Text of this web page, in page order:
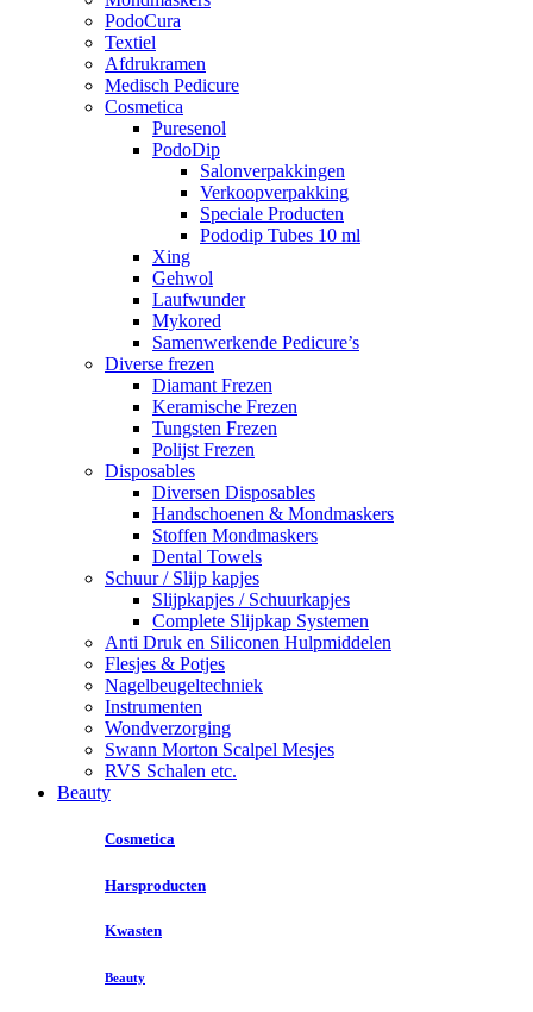
PodoCura
Textiel
Afdrukramen
Medisch Pedicure
Cosmetica
Puresenol
PodoDip
Salonverpakkingen
Verkoopverpakking
Speciale Producten
Pododip Tubes 10 ml
Xing
Gehwol
Laufwunder
Mykored
Samenwerkende Pedicure’s
Diverse frezen
Diamant Frezen
Keramische Frezen
Tungsten Frezen
Polijst Frezen
Disposables
Diversen Disposables
Handschoenen & Mondmaskers
Stoffen Mondmaskers
Dental Towels
Schuur / Slijp kapjes
Slijpkapjes / Schuurkapjes
Complete Slijpkap Systemen
Anti Druk en Siliconen Hulpmiddelen
Flesjes & Potjes
Nagelbeugeltechniek
Instrumenten
Wondverzorging
Swann Morton Scalpel Mesjes
RVS Schalen etc.
Beauty
Cosmetica
Harsproducten
Kwasten
Beauty